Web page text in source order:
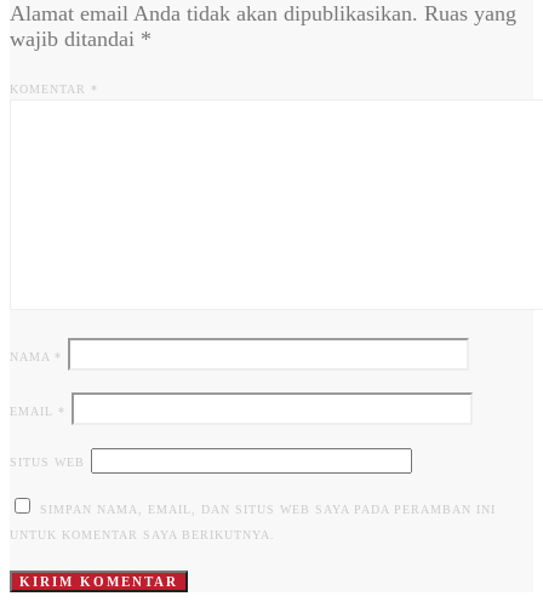
Alamat email Anda tidak akan dipublikasikan. Ruas yang
wajib ditandai *
KOMENTAR *
NAMA *
EMAIL *
SITUS WEB
SIMPAN NAMA, EMAIL, DAN SITUS WEB SAYA PADA PERAMBAN INI
UNTUK KOMENTAR SAYA BERIKUTNYA.